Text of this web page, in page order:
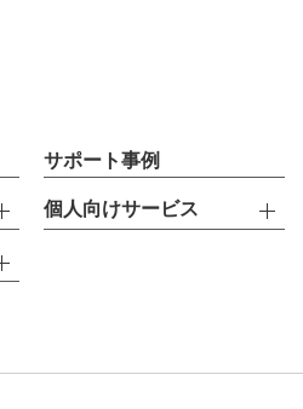
サポート事例
個人向けサービス